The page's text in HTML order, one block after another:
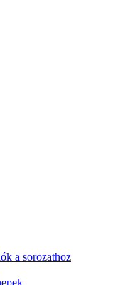
a sorozathoz